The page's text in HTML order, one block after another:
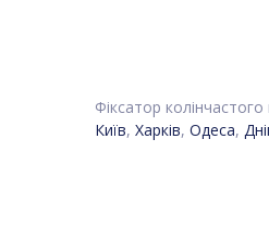
Фіксатор
Київ, Харків, Одеса,